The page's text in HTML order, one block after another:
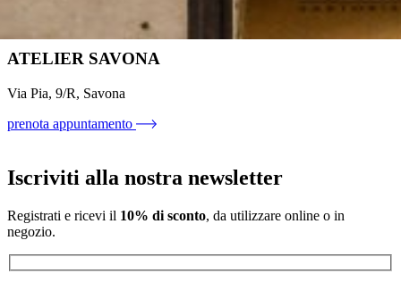
ATELIER SAVONA
Via Pia, 9/R, Savona
prenota appuntamento
Iscriviti alla nostra newsletter
Registrati e ricevi il 10% di sconto, da utilizzare online o in
negozio.